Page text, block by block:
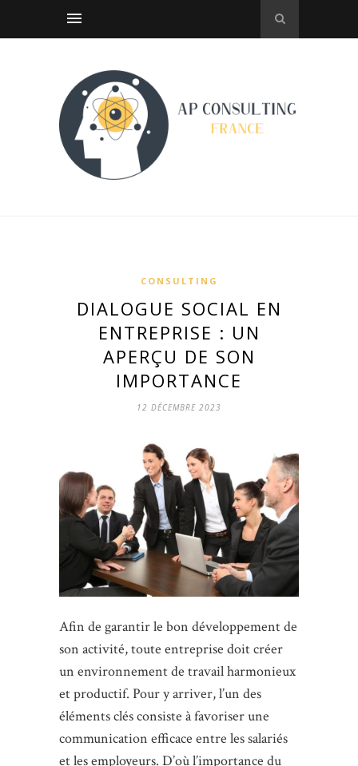
CONSULTING
DIALOGUE SOCIAL EN
ENTREPRISE : UN
APERÇU DE SON
IMPORTANCE
12 DÉCEMBRE 2023
Afin de garantir le bon développement de
son activité, toute entreprise doit créer
un environnement de travail harmonieux
et productif. Pour y arriver, l’un des
éléments clés consiste à favoriser une
communication efficace entre les salariés
et les employeurs. D’où l’importance du